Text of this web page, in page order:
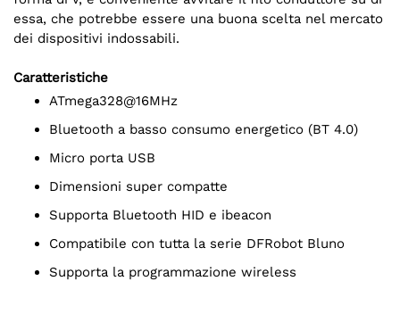
essa, che potrebbe essere una buona scelta nel mercato
dei dispositivi indossabili.
Caratteristiche
ATmega328@16MHz
Bluetooth a basso consumo energetico (BT 4.0)
Micro porta USB
Dimensioni super compatte
Supporta Bluetooth HID e ibeacon
Compatibile con tutta la serie DFRobot Bluno
Supporta la programmazione wireless